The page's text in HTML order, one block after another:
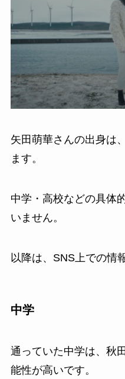
矢田萌華さんの出身は
ます。
中学・高校などの具体
いません。
以降は、SNS上での情
中学
通っていた中学は、秋
能性が高いです。